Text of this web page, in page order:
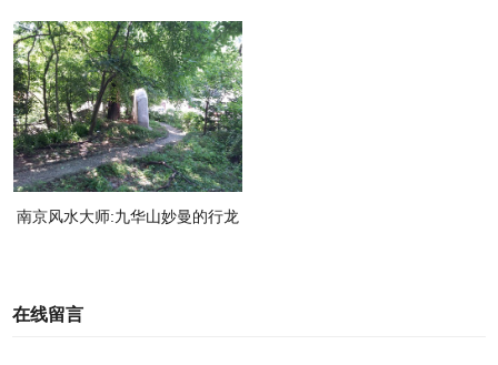
南京风水大师:九华山妙曼的行龙
在线留言